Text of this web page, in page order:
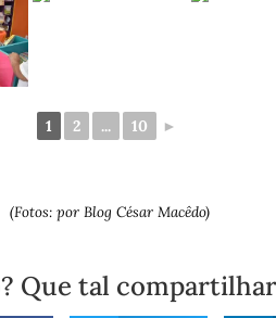
1 2 ... 10 ►
(Fotos: por Blog César Macêdo)
Que tal